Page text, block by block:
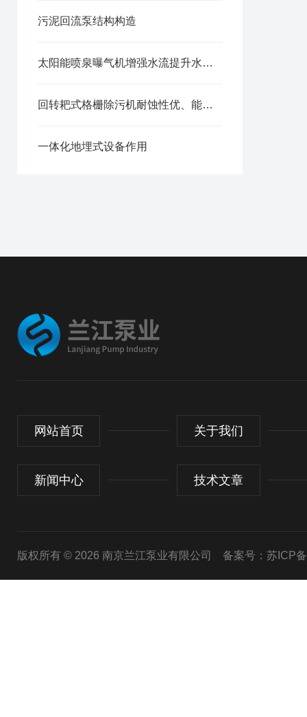
污泥回流泵结构构造
太阳能喷泉曝气机增强水流提升水底溶解氧产品介绍
回转耙式格栅除污机耐蚀性优、能耗小、噪音低
一体化地埋式设备作用
网站首页 关于我们
新闻中心 技术文章
版权所有 © 2026 南京兰江泵业有限公司 备案号：苏ICP